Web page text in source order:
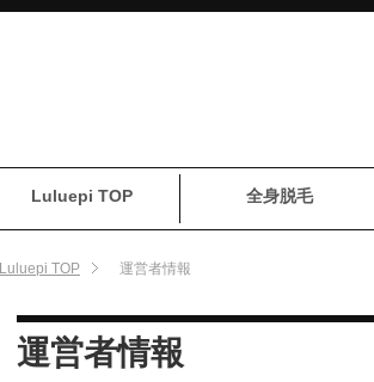
Luluepi TOP 全身脱毛
Luluepi TOP 運営者情報
運営者情報